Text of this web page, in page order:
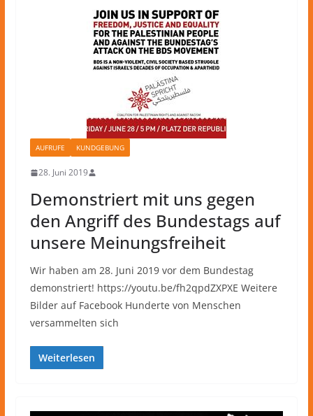
AUFRUFE KUNDGEBUNG
28. Juni 2019
Demonstriert mit uns gegen
den Angriff des Bundestags auf
unsere Meinungsfreiheit
Wir haben am 28. Juni 2019 vor dem Bundestag
demonstriert! https://youtu.be/fh2qpdZXPXE Weitere
Bilder auf Facebook Hunderte von Menschen
versammelten sich
Weiterlesen